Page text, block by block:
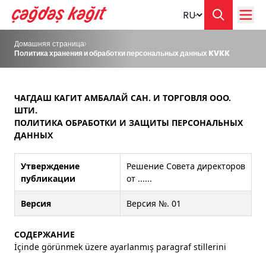
Change
Домашняя страница
Политика хранения и обработки персональных данных KVKK
ЧАГДАШ КАГИТ АМБАЛАЙ САН. И ТОРГОВЛЯ ООО.
ШТИ.
ПОЛИТИКА ОБРАБОТКИ И ЗАЩИТЫ ПЕРСОНАЛЬНЫХ
ДАННЫХ
Утверждение
публикации
Решение Совета директоров
от ......
Версия Версия №. 01
СОДЕРЖАНИЕ
İçinde görünmek üzere ayarlanmış paragraf stillerini